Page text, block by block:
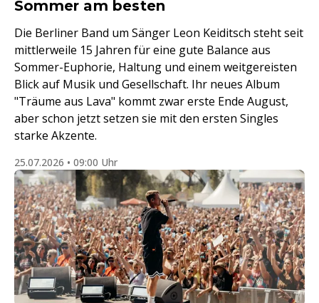
Sommer am besten
Die Berliner Band um Sänger Leon Keiditsch steht seit
mittlerweile 15 Jahren für eine gute Balance aus
Sommer-Euphorie, Haltung und einem weitgereisten
Blick auf Musik und Gesellschaft. Ihr neues Album
"Träume aus Lava" kommt zwar erste Ende August,
aber schon jetzt setzen sie mit den ersten Singles
starke Akzente.
25.07.2026 • 09:00 Uhr